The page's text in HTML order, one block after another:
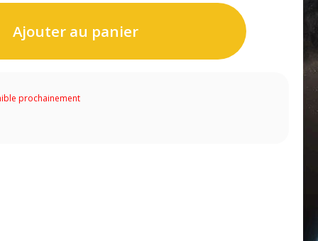
Ajouter au panier
prochainement